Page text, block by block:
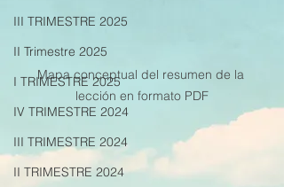
III TRIMESTRE 2025
II Trimestre 2025
I TRIMESTRE 2025
IV TRIMESTRE 2024
III TRIMESTRE 2024
II TRIMESTRE 2024
Mapa conceptual del resumen de la
lección en formato PDF